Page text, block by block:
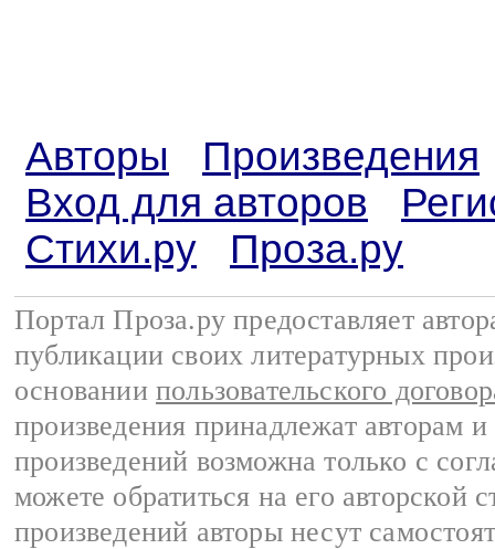
Авторы
Произведения
Вход для авторов
Стихи.ру
Проза.ру
Портал Проза.ру предоставляет
публикации своих литературных
основании пользовательского
произведения принадлежат авторам
произведений возможна только с
можете обратиться на его авторской
произведений авторы несут